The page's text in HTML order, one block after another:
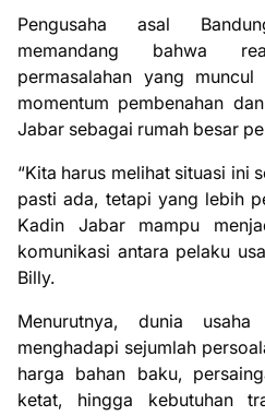
Pengusaha asal
memandang bahwa
permasalahan yang
momentum pembenahan
Jabar sebagai rumah besar
“Kita harus melihat situasi ini
pasti ada, tetapi yang lebih
Kadin Jabar mampu
komunikasi antara pelaku
Billy.
Menurutnya, dunia
menghadapi sejumlah
harga bahan baku,
ketat, hingga kebutuhan